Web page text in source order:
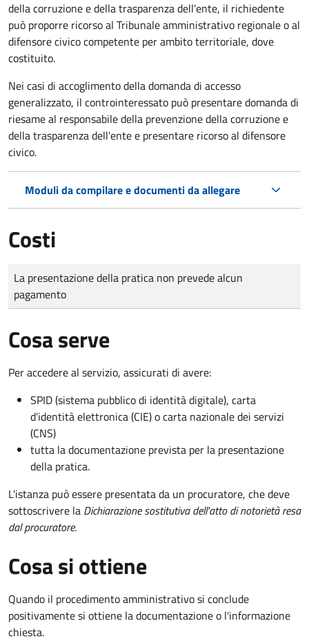
della corruzione e della trasparenza dell'ente, il richiedente
può proporre ricorso al Tribunale amministrativo regionale o al
difensore civico competente per ambito territoriale, dove
costituito.
Nei casi di accoglimento della domanda di accesso
generalizzato, il controinteressato può presentare domanda di
riesame al responsabile della prevenzione della corruzione e
della trasparenza dell'ente e presentare ricorso al difensore
civico.
Moduli da compilare e documenti da allegare
Costi
Tipo di pagamento
Importo
La presentazione della pratica non prevede alcun
pagamento
Cosa serve
Per accedere al servizio, assicurati di avere:
SPID (sistema pubblico di identità digitale), carta
d’identità elettronica (CIE) o carta nazionale dei servizi
(CNS)
tutta la documentazione prevista per la presentazione
della pratica.
L'istanza può essere presentata da un procuratore, che deve
sottoscrivere la Dichiarazione sostitutiva dell'atto di notorietà resa
dal procuratore.
Cosa si ottiene
Quando il procedimento amministrativo si conclude
positivamente si ottiene la documentazione o l'informazione
chiesta.